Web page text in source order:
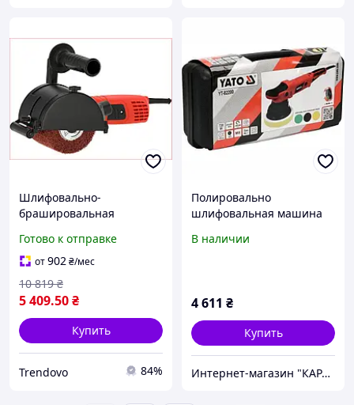
Шлифовально-
брашировальная
обработки металла и
дерева мощная 1300Вт
1100-3200об/мин
Готово к отправке
от902₴/мес
5 409.50₴
10 819 ₴
Купить
Trendovo 84%
Полировально
шлифовальная машина
Хорошая машинка для
В наличии
4 611 ₴
Купить
Интернет-магазин "КАРАПУЗИК"